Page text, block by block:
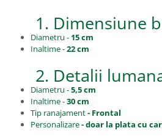
1. Dimensiune
Diametru - 15 cm
Inaltime -22 cm
2. Detalii
Diametru -5,5 cm
Inaltime -30 cm
Tip ranajament- Frontal
Personalizare- doar la plata cu